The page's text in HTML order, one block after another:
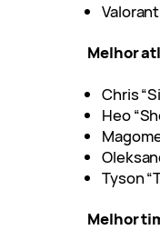
Melhor
Chris
Heo
Tyson
Melhor